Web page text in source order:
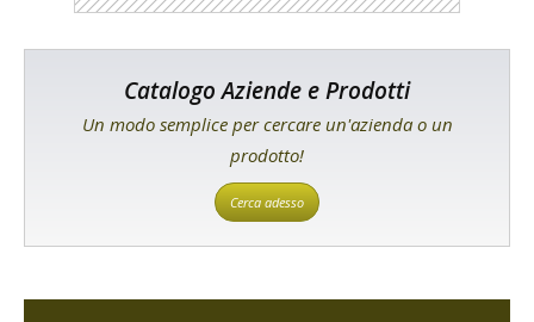
Catalogo Aziende e Prodotti
Un modo semplice per cercare un'azienda o un
prodotto!
Cerca adesso